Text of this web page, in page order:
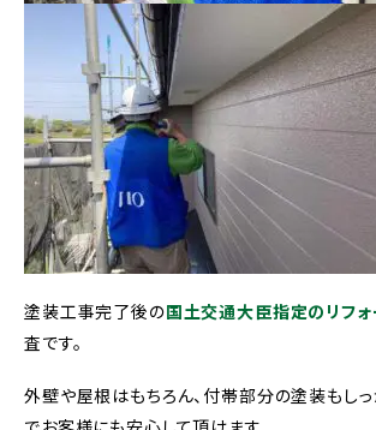
塗装工事完了後の国土交通大臣指定のリフ
査です。
外壁や屋根はもちろん、付帯部分の塗装もし